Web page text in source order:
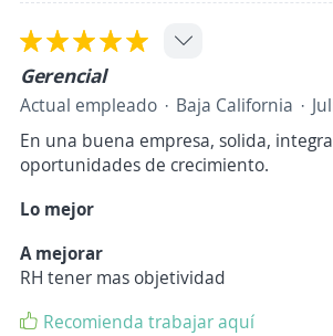
Gerencial
Actual empleado Baja California
En una buena empresa, solida,
oportunidades de crecimiento.
Lo mejor
A mejorar
RH tener mas objetividad
Recomienda trabajar aquí